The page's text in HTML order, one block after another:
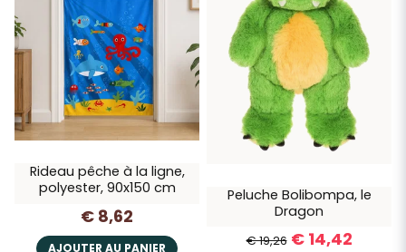
Rideau pêche à la ligne,
polyester, 90x150 cm
€ 8,62
AJOUTER AU PANIER
Peluche Bolibompa, le
Dragon
€ 19,26 € 14,42